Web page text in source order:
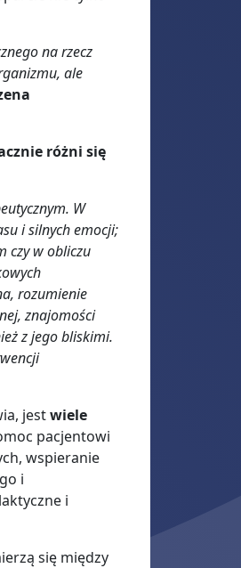
na rzecz
ale
różni się
W
i silnych emocji;
czy w obliczu
rozumienie
znajomości
z jego bliskimi.
jestwiele
pacjentowi
wspieranie
i
i
się między